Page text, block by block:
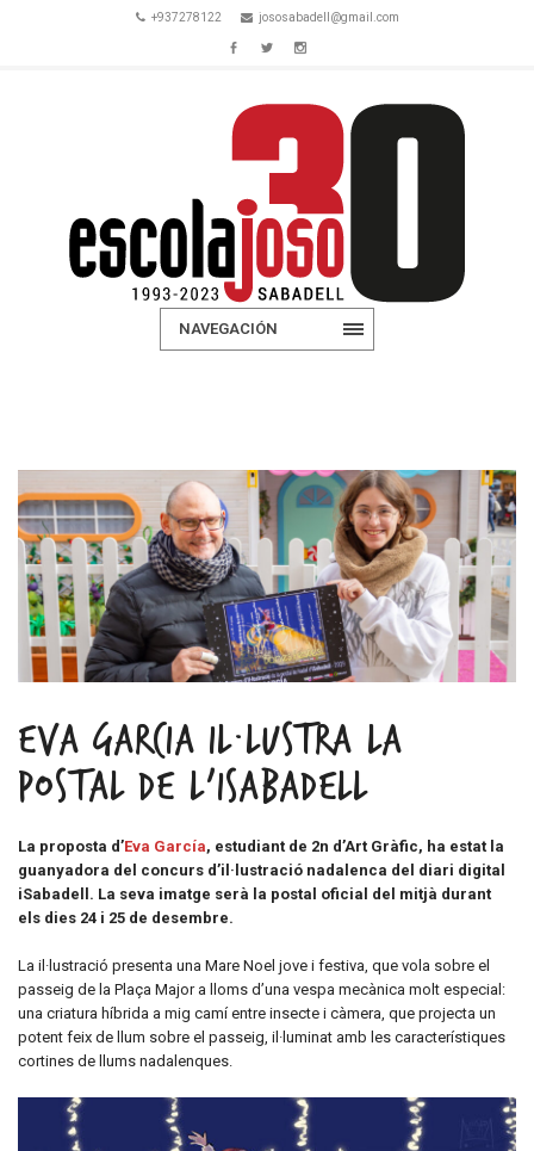
+937278122 jososabadell@gmail.com
NAVEGACIÓN
Eva Garcia il·lustra la
postal de l’iSabadell
La proposta d’Eva García, estudiant de 2n d’Art Gràfic, ha estat la
guanyadora del concurs d’il·lustració nadalenca del diari digital
iSabadell. La seva imatge serà la postal oficial del mitjà durant
els dies 24 i 25 de desembre.
La il·lustració presenta una Mare Noel jove i festiva, que vola sobre el
passeig de la Plaça Major a lloms d’una vespa mecànica molt especial:
una criatura híbrida a mig camí entre insecte i càmera, que projecta un
potent feix de llum sobre el passeig, il·luminat amb les característiques
cortines de llums nadalenques.